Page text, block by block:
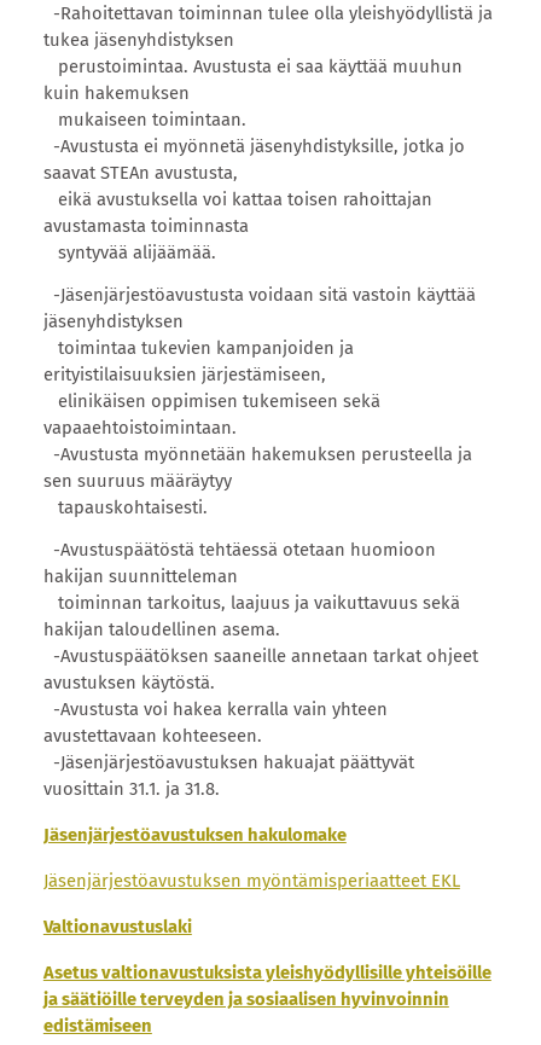
-Rahoitettavan toiminnan tulee olla yleishyödyllistä ja
tukea jäsenyhdistyksen
perustoimintaa. Avustusta ei saa käyttää muuhun
kuin hakemuksen
mukaiseen toimintaan.
-Avustusta ei myönnetä jäsenyhdistyksille, jotka jo
saavat STEAn avustusta,
eikä avustuksella voi kattaa toisen rahoittajan
avustamasta toiminnasta
syntyvää alijäämää.
-Jäsenjärjestöavustusta voidaan sitä vastoin käyttää
jäsenyhdistyksen
toimintaa tukevien kampanjoiden ja
erityistilaisuuksien järjestämiseen,
elinikäisen oppimisen tukemiseen sekä
vapaaehtoistoimintaan.
-Avustusta myönnetään hakemuksen perusteella ja
sen suuruus määräytyy
tapauskohtaisesti.
-Avustuspäätöstä tehtäessä otetaan huomioon
hakijan suunnitteleman
toiminnan tarkoitus, laajuus ja vaikuttavuus sekä
hakijan taloudellinen asema.
-Avustuspäätöksen saaneille annetaan tarkat ohjeet
avustuksen käytöstä.
-Avustusta voi hakea kerralla vain yhteen
avustettavaan kohteeseen.
-Jäsenjärjestöavustuksen hakuajat päättyvät
vuosittain 31.1. ja 31.8.
Jäsenjärjestöavustuksen hakulomake
Jäsenjärjestöavustuksen myöntämisperiaatteet EKL
Valtionavustuslaki
Asetus valtionavustuksista yleishyödyllisille yhteisöille
ja säätiöille terveyden ja sosiaalisen hyvinvoinnin
edistämiseen